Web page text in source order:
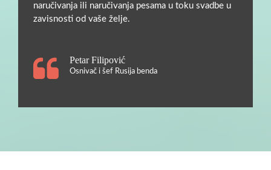
naručivanja ili naručivanja pesama u toku svadbe u
zavisnosti od vaše želje.
Petar Filipović
Osnivač i šef Rusija benda